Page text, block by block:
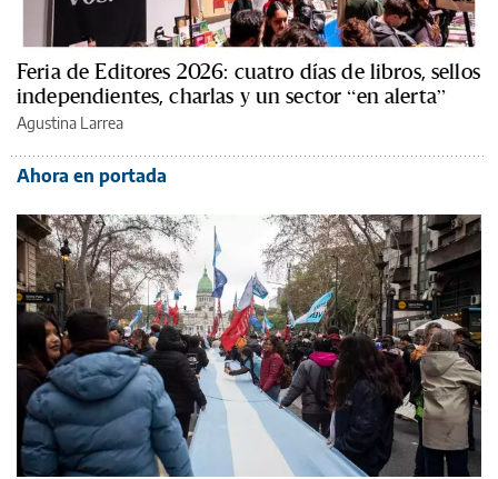
Feria de Editores 2026: cuatro días de libros, sellos
independientes, charlas y un sector “en alerta”
Agustina Larrea
Ahora en portada